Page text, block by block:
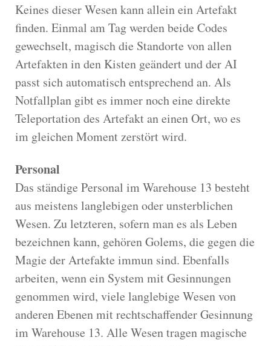
Keines dieser Wesen kann allein ein Artefakt
finden. Einmal am Tag werden beide Codes
gewechselt, magisch die Standorte von allen
Artefakten in den Kisten geändert und der AI
passt sich automatisch entsprechend an. Als
Notfallplan gibt es immer noch eine direkte
Teleportation des Artefakt an einen Ort, wo es
im gleichen Moment zerstört wird.
Personal
Das ständige Personal im Warehouse 13 besteht
aus meistens langlebigen oder unsterblichen
Wesen. Zu letzteren, sofern man es als Leben
bezeichnen kann, gehören Golems, die gegen die
Magie der Artefakte immun sind. Ebenfalls
arbeiten, wenn ein System mit Gesinnungen
genommen wird, viele langlebige Wesen von
anderen Ebenen mit rechtschaffender Gesinnung
im Warehouse 13. Alle Wesen tragen magische